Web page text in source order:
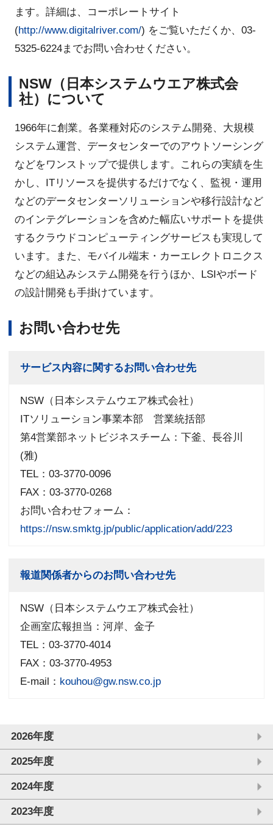
ます。詳細は、コーポレートサイト
(http://www.digitalriver.com/) をご覧いただくか、03-
5325-6224までお問い合わせください。
NSW（日本システムウエア株式会
社）について
1966年に創業。各業種対応のシステム開発、大規模
システム運営、データセンターでのアウトソーシング
などをワンストップで提供します。これらの実績を生
かし、ITリソースを提供するだけでなく、監視・運用
などのデータセンターソリューションや移行設計など
のインテグレーションを含めた幅広いサポートを提供
するクラウドコンピューティングサービスも実現して
います。また、モバイル端末・カーエレクトロニクス
などの組込みシステム開発を行うほか、LSIやボード
の設計開発も手掛けています。
お問い合わせ先
サービス内容に関するお問い合わせ先
NSW（日本システムウエア株式会社）
ITソリューション事業本部 営業統括部
第4営業部ネットビジネスチーム：下釜、長谷川
(雅)
TEL：03-3770-0096
FAX：03-3770-0268
お問い合わせフォーム：
https://nsw.smktg.jp/public/application/add/223
報道関係者からのお問い合わせ先
NSW（日本システムウエア株式会社）
企画室広報担当：河岸、金子
TEL：03-3770-4014
FAX：03-3770-4953
E-mail： kouhou@gw.nsw.co.jp
2026年度
2025年度
2024年度
2023年度